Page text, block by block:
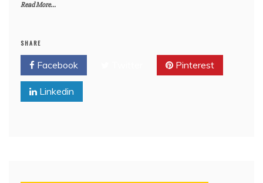
Read More...
SHARE
Facebook Pinterest
Linkedin